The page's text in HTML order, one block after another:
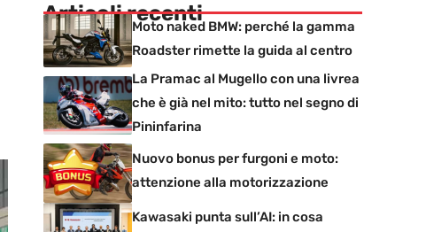
Articoli recenti
Moto naked BMW: perché la gamma
Roadster rimette la guida al centro
La Pramac al Mugello con una livrea
che è già nel mito: tutto nel segno di
Pininfarina
Nuovo bonus per furgoni e moto:
attenzione alla motorizzazione
Kawasaki punta sull’AI: in cosa